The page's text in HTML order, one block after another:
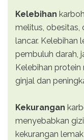
Kelebihan
melitus,
lancar. Kelebihan
pembuluh darah,
Kelebihan
ginjal dan
Kekurangan
menyebabkan
kekurangan